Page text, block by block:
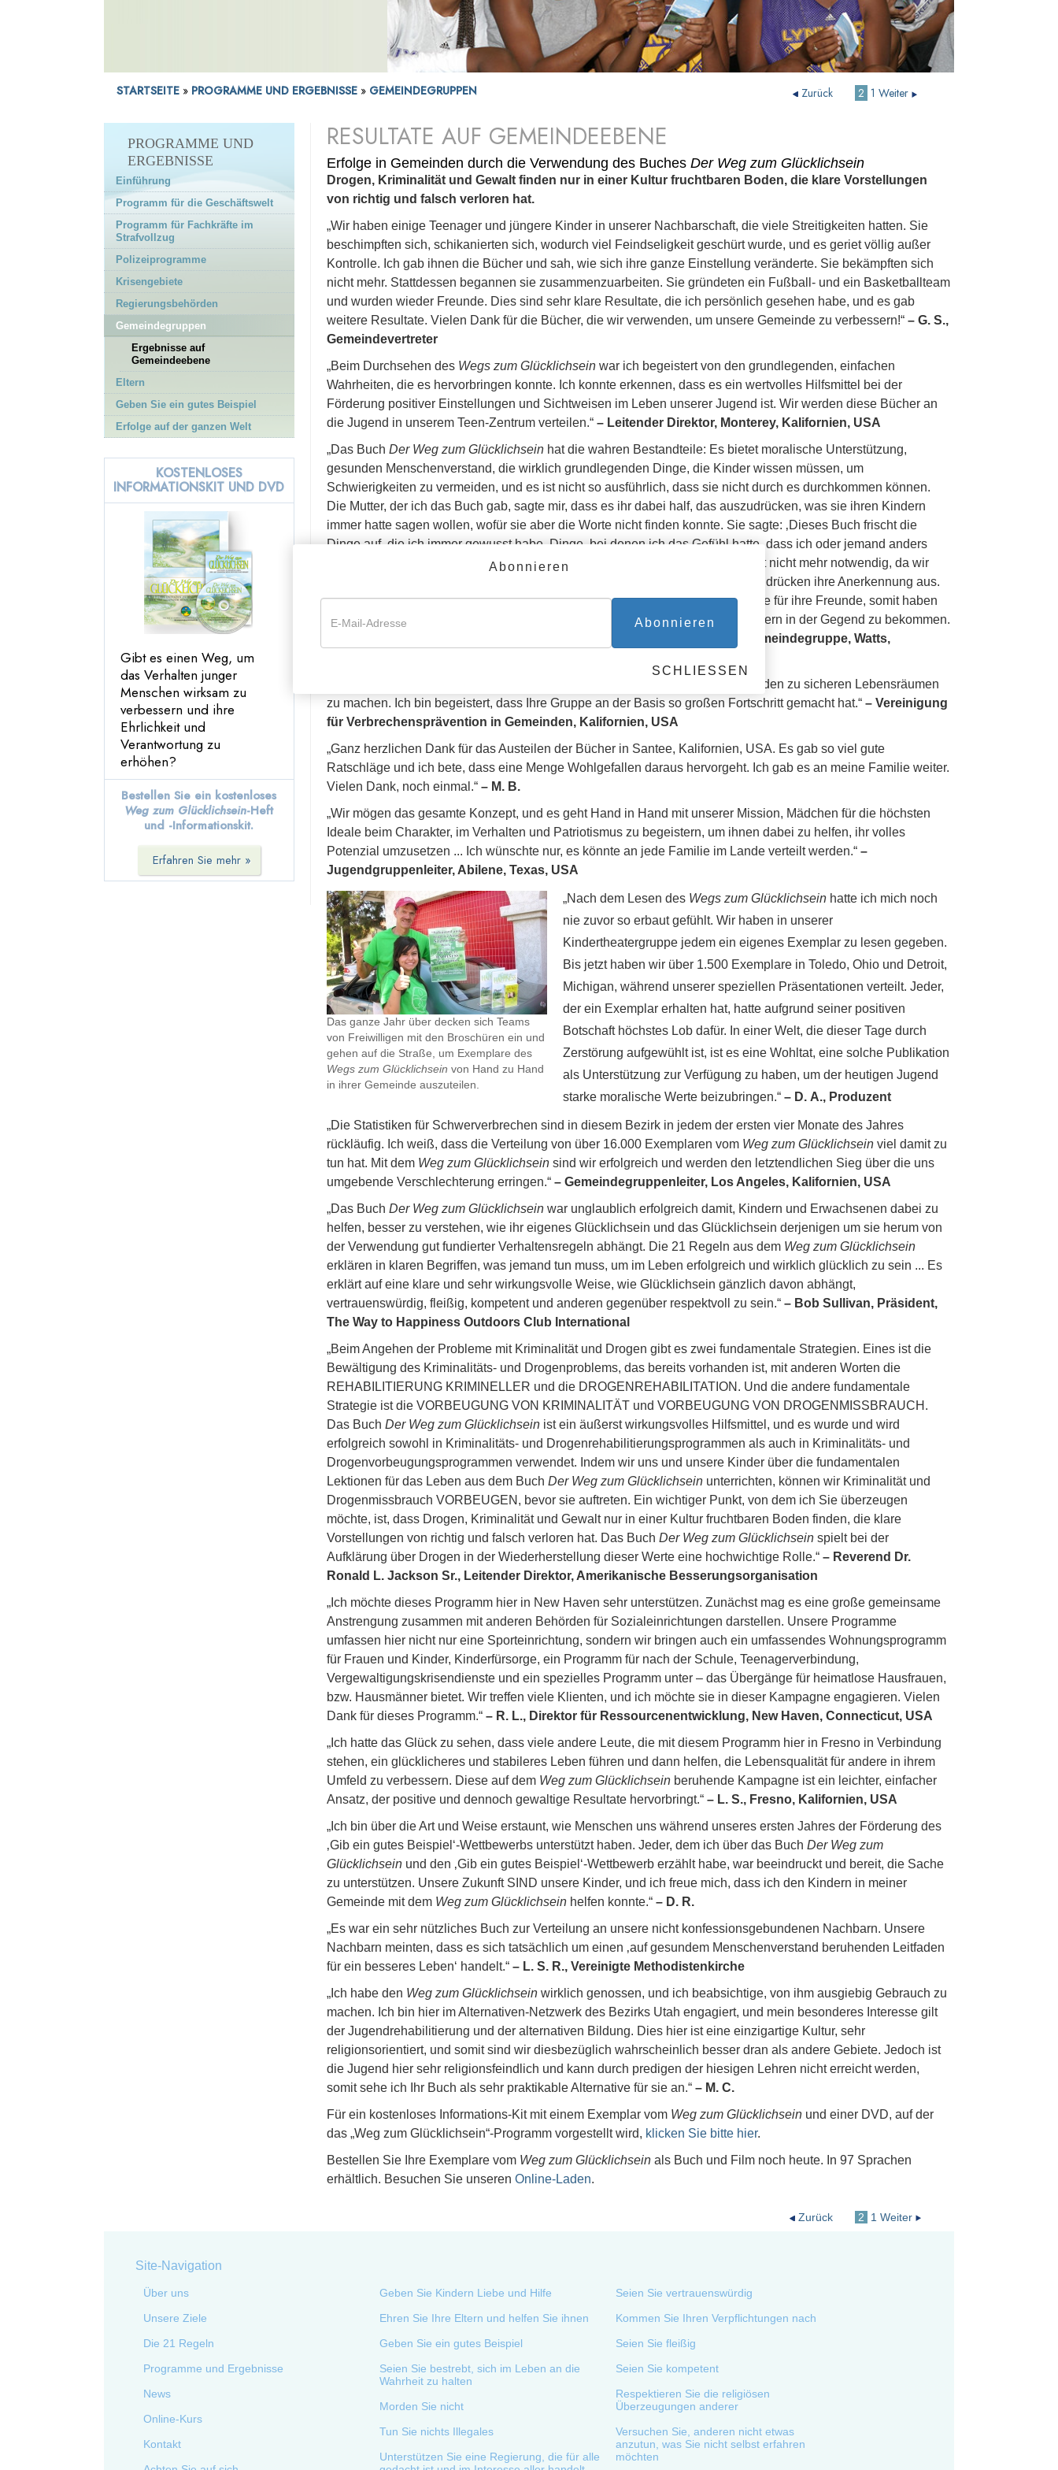
Regierung, die für alle
Interesse aller handelt
11. Schaden Sie
niemandem, der gute
12. Schützen und
verbessern Sie Ihre Umwelt
14. Seien Sie
15. Kommen Sie Ihren
16. Seien Sie fleißig
17. Seien Sie kompetent
religiösen Überzeugungen
19. Versuchen Sie, anderen
Sie nicht selbst erfahren
möchten
20. Versuchen Sie, andere
so zu behandeln, wie Sie
von ihnen behandelt
werden möchten
21. Seien Sie aktiv und
erfolgreich
Nachwort
STARTSEITE » PROGRAMME UND ERGEBNISSE » GEMEINDEGRUPPEN Weiter
1
2
Zurück
RESULTATE AUF GEMEINDEEBENE
Erfolge in Gemeinden durch die Verwendung des Buches Der Weg zum Glücklichsein
Drogen, Kriminalität und Gewalt finden nur in einer Kultur fruchtbaren Boden, die klare Vorstellungen
von richtig und falsch verloren hat.
„Wir haben einige Teenager und jüngere Kinder in unserer Nachbarschaft, die viele Streitigkeiten hatten. Sie
beschimpften sich, schikanierten sich, wodurch viel Feindseligkeit geschürt wurde, und es geriet völlig außer
Kontrolle. Ich gab ihnen die Bücher und sah, wie sich ihre ganze Einstellung veränderte. Sie bekämpften sich
nicht mehr. Stattdessen begannen sie zusammenzuarbeiten. Sie gründeten ein Fußball- und ein Basketballteam
und wurden wieder Freunde. Dies sind sehr klare Resultate, die ich persönlich gesehen habe, und es gab
weitere Resultate. Vielen Dank für die Bücher, die wir verwenden, um unsere Gemeinde zu verbessern!“ – G. S.,
Gemeindevertreter
„Beim Durchsehen des Wegs zum Glücklichseinwar ich begeistert von den grundlegenden, einfachen
Wahrheiten, die es hervorbringen konnte. Ich konnte erkennen, dass es ein wertvolles Hilfsmittel bei der
Förderung positiver Einstellungen und Sichtweisen im Leben unserer Jugend ist. Wir werden diese Bücher an
die Jugend in unserem Teen-Zentrum verteilen.“ – Leitender Direktor, Monterey, Kalifornien, USA
„Das Buch Der Weg zum Glücklichseinhat die wahren Bestandteile: Es bietet moralische Unterstützung,
gesunden Menschenverstand, die wirklich grundlegenden Dinge, die Kinder wissen müssen, um
Schwierigkeiten zu vermeiden, und es ist nicht so ausführlich, dass sie nicht durch es durchkommen können.
Die Mutter, der ich das Buch gab, sagte mir, dass es ihr dabei half, das auszudrücken, was sie ihren Kindern
immer hatte sagen wollen, wofür sie aber die Worte nicht finden konnte. Sie sagte: ‚Dieses Buch frischt die
Dinge auf, die ich immer gewusst habe. Dinge, bei denen ich das Gefühl hatte, dass ich oder jemand anders
darüber ein Buch schreiben sollte, damit unsere Kinder sie wissen. Das ist jetzt nicht mehr notwendig, da wir
-Bücher haben.‘ Alle, denen wir Bücher geben, drücken ihre Anerkennung aus.
Lehrer, Eltern, Geistliche und die Bürger hier wollten alle zusätzliche Exemplare für ihre Freunde, somit haben
sie sich unseren Bemühungen angeschlossen, das Buch in die Hände aller Eltern in der Gegend zu bekommen.
– A. H., Leiter der Gemeindegruppe, Watts,
„Ich bin erfreut, dass sich Ihre Organisation der Herausforderung stellt, Gemeinden zu sicheren Lebensräumen
zu machen. Ich bin begeistert, dass Ihre Gruppe an der Basis so großen Fortschritt gemacht hat.“ – Vereinigung
für Verbrechensprävention in Gemeinden, Kalifornien, USA
„Ganz herzlichen Dank für das Austeilen der Bücher in Santee, Kalifornien, USA. Es gab so viel gute
Ratschläge und ich bete, dass eine Menge Wohlgefallen daraus hervorgeht. Ich gab es an meine Familie weiter.
Vielen Dank, noch einmal.“ – M. B.
„Wir mögen das gesamte Konzept, und es geht Hand in Hand mit unserer Mission, Mädchen für die höchsten
Ideale beim Charakter, im Verhalten und Patriotismus zu begeistern, um ihnen dabei zu helfen, ihr volles
Potenzial umzusetzen ... Ich wünschte nur, es könnte an jede Familie im Lande verteilt werden.“ –
Jugendgruppenleiter, Abilene, Texas, USA
Das ganze Jahr über decken sich Teams
von Freiwilligen mit den Broschüren ein und
gehen auf die Straße, um Exemplare des
Wegs zum Glücklichsein von Hand zu Hand
in ihrer Gemeinde auszuteilen.
„Nach dem Lesen des Wegs zum Glücklichseinhatte ich mich noch
nie zuvor so erbaut gefühlt. Wir haben in unserer
Kindertheatergruppe jedem ein eigenes Exemplar zu lesen gegeben.
Bis jetzt haben wir über 1.500 Exemplare in Toledo, Ohio und Detroit,
Michigan, während unserer speziellen Präsentationen verteilt. Jeder,
der ein Exemplar erhalten hat, hatte aufgrund seiner positiven
Botschaft höchstes Lob dafür. In einer Welt, die dieser Tage durch
Zerstörung aufgewühlt ist, ist es eine Wohltat, eine solche Publikation
als Unterstützung zur Verfügung zu haben, um der heutigen Jugend
starke moralische Werte beizubringen.“ – D. A., Produzent
„Die Statistiken für Schwerverbrechen sind in diesem Bezirk in jedem der ersten vier Monate des Jahres
rückläufig. Ich weiß, dass die Verteilung von über 16.000 Exemplaren vom Weg zum Glücklichseinviel damit zu
tun hat. Mit dem Weg zum Glücklichseinsind wir erfolgreich und werden den letztendlichen Sieg über die uns
umgebende Verschlechterung erringen.“ – Gemeindegruppenleiter, Los Angeles, Kalifornien, USA
„Das Buch Der Weg zum Glücklichseinwar unglaublich erfolgreich damit, Kindern und Erwachsenen dabei zu
helfen, besser zu verstehen, wie ihr eigenes Glücklichsein und das Glücklichsein derjenigen um sie herum von
der Verwendung gut fundierter Verhaltensregeln abhängt. Die 21 Regeln aus dem Weg zum Glücklichsein
erklären in klaren Begriffen, was jemand tun muss, um im Leben erfolgreich und wirklich glücklich zu sein ... Es
erklärt auf eine klare und sehr wirkungsvolle Weise, wie Glücklichsein gänzlich davon abhängt,
vertrauenswürdig, fleißig, kompetent und anderen gegenüber respektvoll zu sein.“ – Bob Sullivan, Präsident,
The Way to Happiness Outdoors Club International
„Beim Angehen der Probleme mit Kriminalität und Drogen gibt es zwei fundamentale Strategien. Eines ist die
Bewältigung des Kriminalitäts- und Drogenproblems, das bereits vorhanden ist, mit anderen Worten die
REHABILITIERUNG KRIMINELLER und die DROGENREHABILITATION. Und die andere fundamentale
Strategie ist die VORBEUGUNG VON KRIMINALITÄT und VORBEUGUNG VON DROGENMISSBRAUCH.
Das Buch Der Weg zum Glücklichseinist ein äußerst wirkungsvolles Hilfsmittel, und es wurde und wird
erfolgreich sowohl in Kriminalitäts- und Drogenrehabilitierungsprogrammen als auch in Kriminalitäts- und
Drogenvorbeugungsprogrammen verwendet. Indem wir uns und unsere Kinder über die fundamentalen
Lektionen für das Leben aus dem Buch Der Weg zum Glücklichseinunterrichten, können wir Kriminalität und
Drogenmissbrauch VORBEUGEN, bevor sie auftreten. Ein wichtiger Punkt, von dem ich Sie überzeugen
möchte, ist, dass Drogen, Kriminalität und Gewalt nur in einer Kultur fruchtbaren Boden finden, die klare
Vorstellungen von richtig und falsch verloren hat. Das Buch Der Weg zum Glücklichseinspielt bei der
Aufklärung über Drogen in der Wiederherstellung dieser Werte eine hochwichtige Rolle.“ – Reverend Dr.
Ronald L. Jackson Sr., Leitender Direktor, Amerikanische Besserungsorganisation
„Ich möchte dieses Programm hier in New Haven sehr unterstützen. Zunächst mag es eine große gemeinsame
Anstrengung zusammen mit anderen Behörden für Sozialeinrichtungen darstellen. Unsere Programme
umfassen hier nicht nur eine Sporteinrichtung, sondern wir bringen auch ein umfassendes Wohnungsprogramm
für Frauen und Kinder, Kinderfürsorge, ein Programm für nach der Schule, Teenagerverbindung,
Vergewaltigungskrisendienste und ein spezielles Programm unter – das Übergänge für heimatlose Hausfrauen,
bzw. Hausmänner bietet. Wir treffen viele Klienten, und ich möchte sie in dieser Kampagne engagieren. Vielen
Dank für dieses Programm.“ – R. L., Direktor für Ressourcenentwicklung, New Haven, Connecticut, USA
„Ich hatte das Glück zu sehen, dass viele andere Leute, die mit diesem Programm hier in Fresno in Verbindung
stehen, ein glücklicheres und stabileres Leben führen und dann helfen, die Lebensqualität für andere in ihrem
Umfeld zu verbessern. Diese auf dem Weg zum Glücklichseinberuhende Kampagne ist ein leichter, einfacher
Ansatz, der positive und dennoch gewaltige Resultate hervorbringt.“ – L. S., Fresno, Kalifornien, USA
„Ich bin über die Art und Weise erstaunt, wie Menschen uns während unseres ersten Jahres der Förderung des
‚Gib ein gutes Beispiel‘-Wettbewerbs unterstützt haben. Jeder, dem ich über das Buch Der Weg zum
Glücklichseinund den ‚Gib ein gutes Beispiel‘-Wettbewerb erzählt habe, war beeindruckt und bereit, die Sache
zu unterstützen. Unsere Zukunft SIND unsere Kinder, und ich freue mich, dass ich den Kindern in meiner
Gemeinde mit dem Weg zum Glücklichseinhelfen konnte.“ – D. R.
„Es war ein sehr nützliches Buch zur Verteilung an unsere nicht konfessionsgebundenen Nachbarn. Unsere
Nachbarn meinten, dass es sich tatsächlich um einen ‚auf gesundem Menschenverstand beruhenden Leitfaden
für ein besseres Leben‘ handelt.“ – L. S. R., Vereinigte Methodistenkirche
„Ich habe den Weg zum Glücklichseinwirklich genossen, und ich beabsichtige, von ihm ausgiebig Gebrauch zu
machen. Ich bin hier im Alternativen-Netzwerk des Bezirks Utah engagiert, und mein besonderes Interesse gilt
der Jugendrehabilitierung und der alternativen Bildung. Dies hier ist eine einzigartige Kultur, sehr
religionsorientiert, und somit sind wir diesbezüglich wahrscheinlich besser dran als andere Gebiete. Jedoch ist
die Jugend hier sehr religionsfeindlich und kann durch predigen der hiesigen Lehren nicht erreicht werden,
somit sehe ich Ihr Buch als sehr praktikable Alternative für sie an.“ – M. C.
Für ein kostenloses Informations-Kit mit einem Exemplar vom Weg zum Glücklichseinund einer DVD, auf der
das „Weg zum Glücklichsein“-Programm vorgestellt wird, klicken Sie bitte hier.
Bestellen Sie Ihre Exemplare vom Weg zum Glücklichseinals Buch und Film noch heute. In 97 Sprachen
erhältlich. Besuchen Sie unseren Online-Laden.
Weiter
1
2
Zurück
Abonnieren
Abonnieren
SCHLIESSEN
PROGRAMME UND
ERGEBNISSE
Einführung
Programm für die Geschäftswelt
Programm für Fachkräfte im
Strafvollzug
Polizeiprogramme
Krisengebiete
Regierungsbehörden
Gemeindegruppen
Ergebnisse auf
Gemeindeebene
Eltern
Geben Sie ein gutes Beispiel
Erfolge auf der ganzen Welt
KOSTENLOSES
INFORMATIONSKIT UND DVD
Gibt es einen Weg, um
das Verhalten junger
Menschen wirksam zu
verbessern und ihre
Ehrlichkeit und
Verantwortung zu
erhöhen?
Bestellen Sie ein kostenloses
Weg zum Glücklichsein-Heft
und -Informationskit.
Erfahren Sie mehr »
Site-Navigation
Über uns
Unsere Ziele
Die 21 Regeln
Programme und Ergebnisse
News
Online-Kurs
Kontakt
Geben Sie Kindern Liebe und Hilfe
Ehren Sie Ihre Eltern und helfen Sie ihnen
Geben Sie ein gutes Beispiel
Seien Sie bestrebt, sich im Leben an die
Wahrheit zu halten
Morden Sie nicht
Tun Sie nichts Illegales
Unterstützen Sie eine Regierung, die für alle
Seien Sie vertrauenswürdig
Kommen Sie Ihren Verpflichtungen nach
Seien Sie fleißig
Seien Sie kompetent
Respektieren Sie die religiösen
Überzeugungen anderer
Versuchen Sie, anderen nicht etwas
anzutun, was Sie nicht selbst erfahren
möchten